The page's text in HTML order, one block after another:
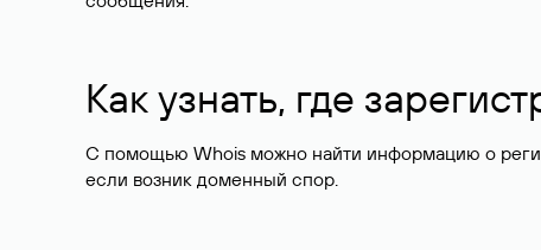
Как узнать, где
С помощью Whois можно найти информацию о
если возник доменный спор.